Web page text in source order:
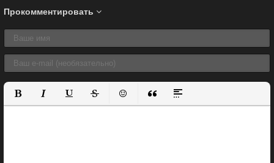
Прокомментировать
Полужирный
КурсивПодчеркнутый
ЗачеркнутыйВставить смайлик
Вставка цитаты
Вставка спойлера